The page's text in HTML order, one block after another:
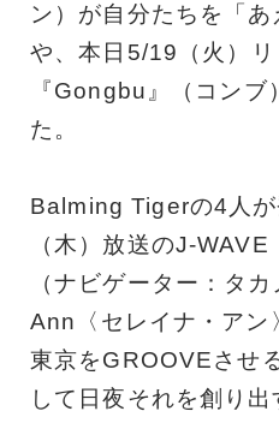
ン）が自分たちを「
や、本日5/19（火）
『Gongbu』（コンブ
た。
Balming Tigerの4人
（木）放送のJ-
（ナビゲーター：タ
Ann〈セレイナ・アン
東京をGROOVEさせ
して日夜それを創り